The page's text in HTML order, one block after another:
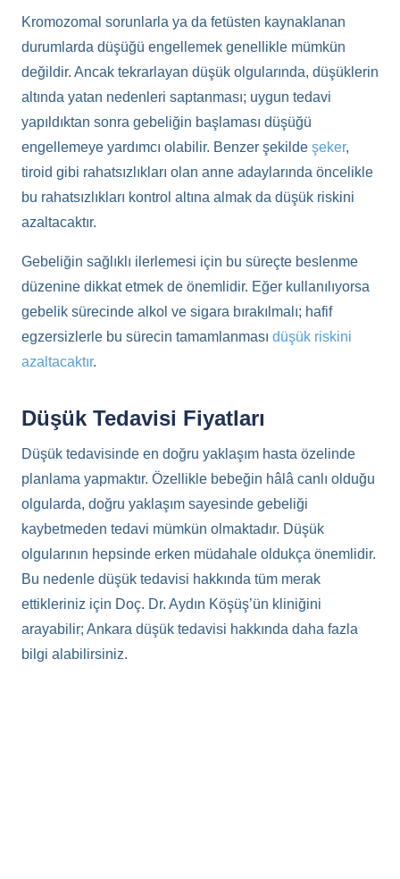
Kromozomal sorunlarla ya da fetüsten kaynaklanan
durumlarda düşüğü engellemek genellikle mümkün
değildir. Ancak tekrarlayan düşük olgularında, düşüklerin
altında yatan nedenleri saptanması; uygun tedavi
yapıldıktan sonra gebeliğin başlaması düşüğü
engellemeye yardımcı olabilir. Benzer şekilde şeker,
tiroid gibi rahatsızlıkları olan anne adaylarında öncelikle
bu rahatsızlıkları kontrol altına almak da düşük riskini
azaltacaktır.
Gebeliğin sağlıklı ilerlemesi için bu süreçte beslenme
düzenine dikkat etmek de önemlidir. Eğer kullanılıyorsa
gebelik sürecinde alkol ve sigara bırakılmalı; hafif
egzersizlerle bu sürecin tamamlanması düşük riskini
azaltacaktır.
Düşük Tedavisi Fiyatları
Düşük tedavisinde en doğru yaklaşım hasta özelinde
planlama yapmaktır. Özellikle bebeğin hâlâ canlı olduğu
olgularda, doğru yaklaşım sayesinde gebeliği
kaybetmeden tedavi mümkün olmaktadır. Düşük
olgularının hepsinde erken müdahale oldukça önemlidir.
Bu nedenle düşük tedavisi hakkında tüm merak
ettikleriniz için Doç. Dr. Aydın Köşüş’ün kliniğini
arayabilir; Ankara düşük tedavisi hakkında daha fazla
bilgi alabilirsiniz.